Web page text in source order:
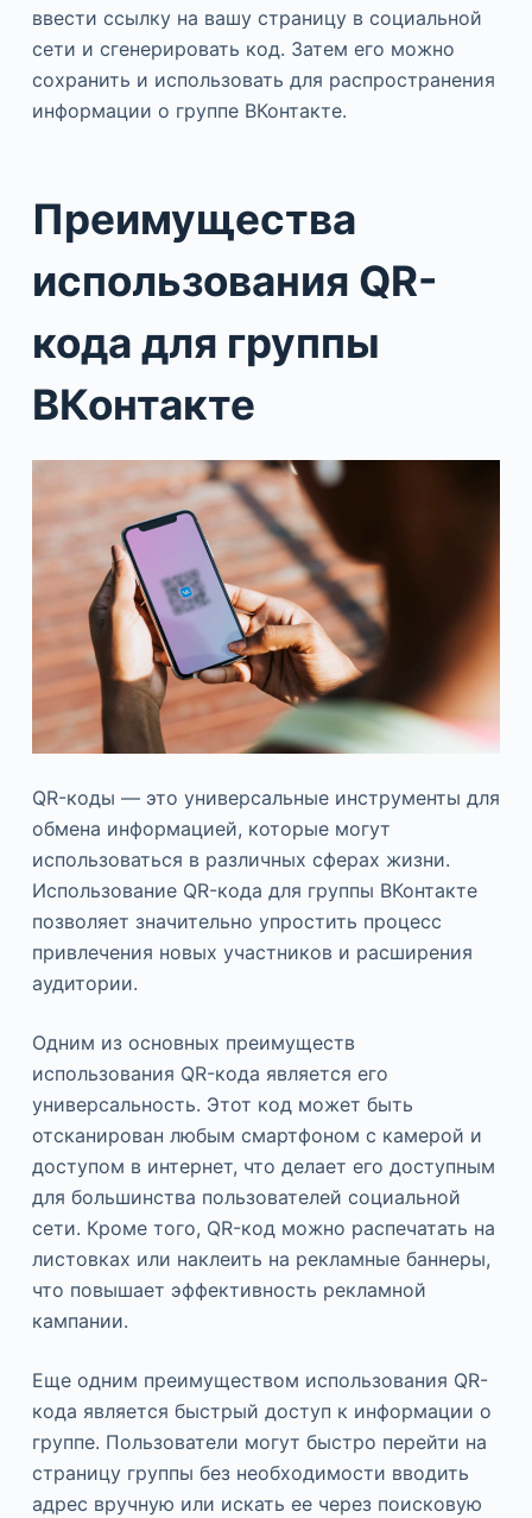
ввести ссылку на вашу страницу в социальной
сети и сгенерировать код. Затем его можно
сохранить и использовать для распространения
информации о группе ВКонтакте.
Преимущества
использования QR-
кода для группы
ВКонтакте
QR-коды — это универсальные инструменты для
обмена информацией, которые могут
использоваться в различных сферах жизни.
Использование QR-кода для группы ВКонтакте
позволяет значительно упростить процесс
привлечения новых участников и расширения
аудитории.
Одним из основных преимуществ
использования QR-кода является его
универсальность. Этот код может быть
отсканирован любым смартфоном с камерой и
доступом в интернет, что делает его доступным
для большинства пользователей социальной
сети. Кроме того, QR-код можно распечатать на
листовках или наклеить на рекламные баннеры,
что повышает эффективность рекламной
кампании.
Еще одним преимуществом использования QR-
кода является быстрый доступ к информации о
группе. Пользователи могут быстро перейти на
страницу группы без необходимости вводить
адрес вручную или искать ее через поисковую